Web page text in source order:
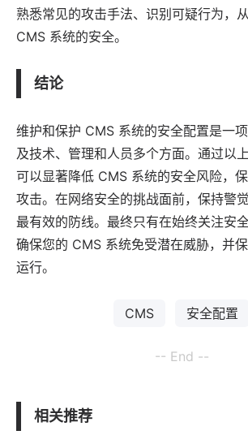
熟悉常见的攻击手法、识别可疑行为，
CMS 系统的安全。
结论
维护和保护 CMS 系统的安全配置是一
及技术、管理和人员多个方面。通过以
可以显著降低 CMS 系统的安全风险，
攻击。在网络安全的挑战面前，保持警
最有效的防线。最终只有在始终关注安
确保您的 CMS 系统免受潜在威胁，并
运行。
CMS 安全配置
-- End --
相关推荐